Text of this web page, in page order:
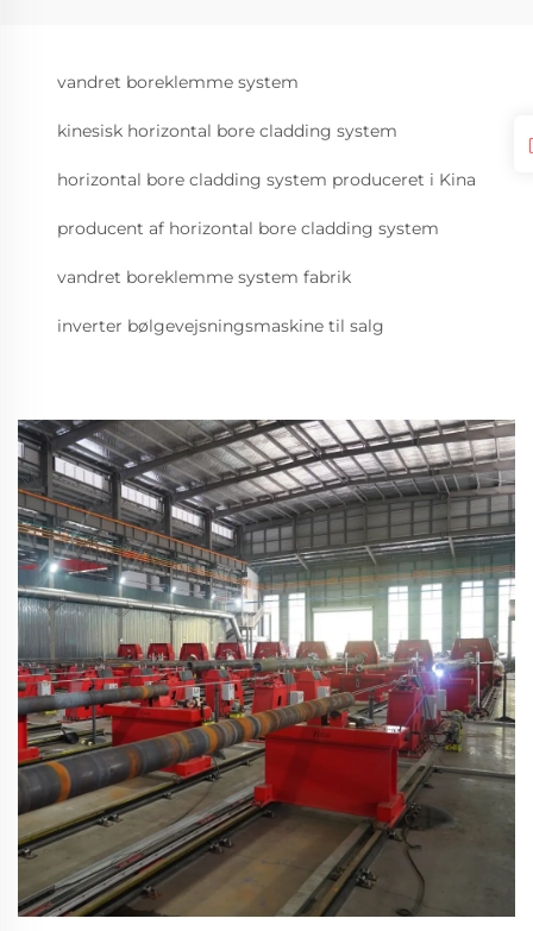
vandret boreklemme system
kinesisk horizontal bore cladding system
horizontal bore cladding system produceret i Kina
producent af horizontal bore cladding system
vandret boreklemme system fabrik
inverter bølgevejsningsmaskine til salg